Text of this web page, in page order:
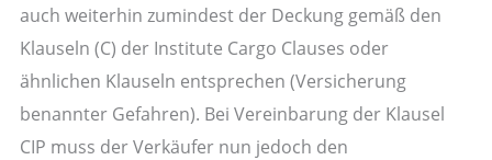
auch weiterhin zumindest der Deckung gemäß den
Klauseln (C) der Institute Cargo Clauses oder
ähnlichen Klauseln entsprechen (Versicherung
benannter Gefahren). Bei Vereinbarung der Klausel
CIP muss der Verkäufer nun jedoch den